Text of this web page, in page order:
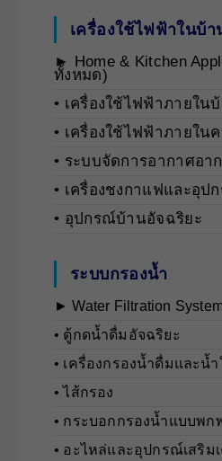
เครื่องใช้ไฟฟ้าในบ้
► Home & Kitchen
ทั้งหมด)
• เครื่องใช้ไฟฟ้าภายใน
• เครื่องใช้ไฟฟ้าภายใน
• ระบบจัดการอากาศอา
• เครื่องชงกาแฟและอุป
• อุปกรณ์บ้านอัจฉริยะ
ระบบกรองน้ำ
► Water Filtration
• ตู้กดน้ำดื่มอัจฉริยะ
• เครื่องกรองน้ำดื่มและน้ำ
• ไส้กรอง
• กระบอกกรองน้ำแบบพก
• อะไหล่และอุปกรณ์เสริม